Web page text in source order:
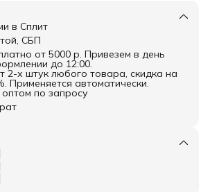
в Сплит
СБП
от 5000 р. Привезем в день
до 12:00.
2-х штук любого товара, скидка на
Применяется автоматически.
по запросу